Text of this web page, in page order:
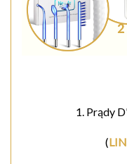
1. Prądy
(